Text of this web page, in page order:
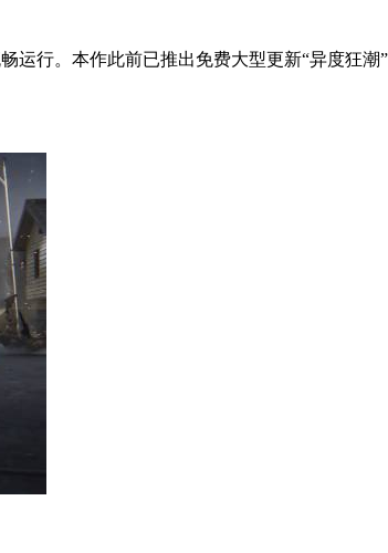
运行。本作此前已推出免费大型更新“异度狂